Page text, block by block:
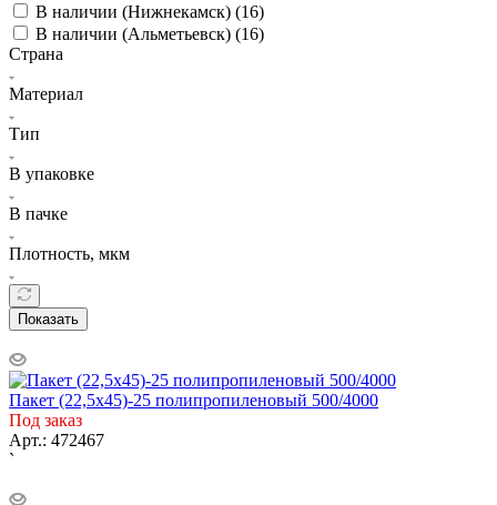
В наличии (Нижнекамск) (16)
В наличии (Альметьевск) (16)
Страна
Материал
Тип
В упаковке
В пачке
Плотность, мкм
Показать
Пакет (22,5х45)-25 полипропиленовый 500/4000
Под заказ
Арт.: 472467
`